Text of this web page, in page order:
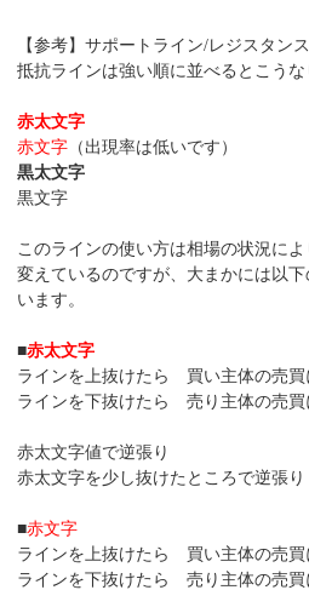
【参考】サポートライン/レジスタン
抵抗ラインは強い順に並べるとこうな
赤太文字
赤文字 （出現率は低いです）
黒太文字
黒文字
このラインの使い方は相場の状況に
変えているのですが、大まかには以
います。
■赤太文字
ラインを上抜けたら 買い主体の売買
ラインを下抜けたら 売り主体の売買
赤太文字値で逆張り
赤太文字を少し抜けたところで逆張り
■赤文字
ラインを上抜けたら 買い主体の売買
ラインを下抜けたら 売り主体の売買